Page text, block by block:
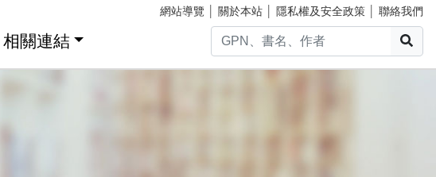
網站導覽 關於本站 隱私權及安全政策 聯絡我們
相關連結